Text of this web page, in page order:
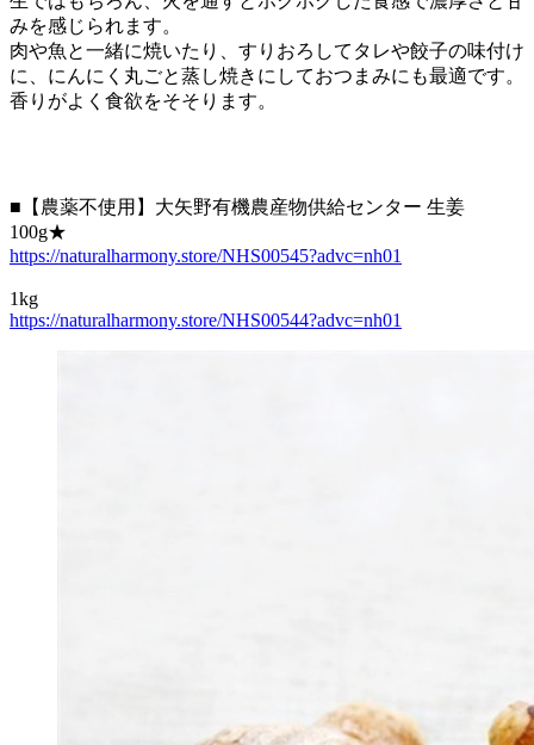
みを感じられます。
肉や魚と一緒に焼いたり、すりおろしてタレや餃子の味付け
に、にんにく丸ごと蒸し焼きにしておつまみにも最適です。
香りがよく食欲をそそります。
■【農薬不使用】大矢野有機農産物供給センター 生姜
100g★
https://naturalharmony.store/NHS00545?advc=nh01
1kg
https://naturalharmony.store/NHS00544?advc=nh01